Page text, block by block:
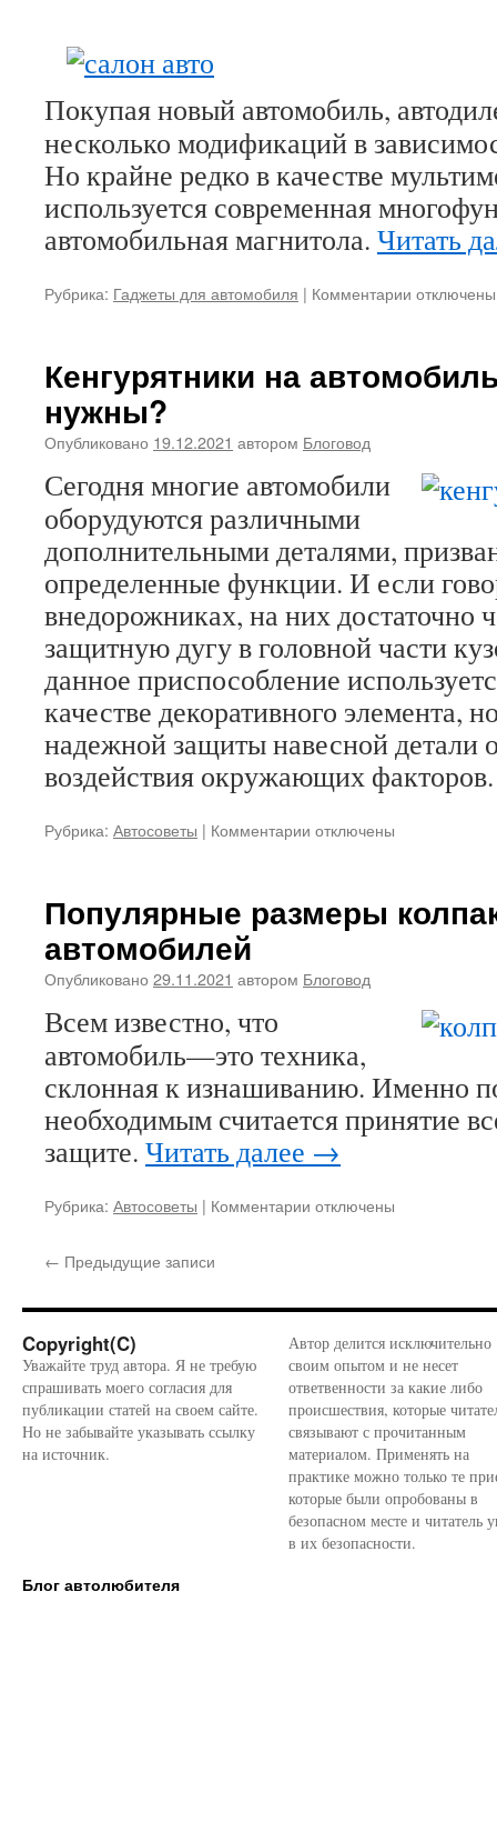
Покупая новый автомобиль,
несколько модификаций в
Но крайне редко в качестве
используется современная
автомобильная магнитола. Читать
Рубрика: Гаджеты для автомобиля | Комментарии к
Hyundai
комфорта
авто
отключены
Кенгурятники на
нужны?
Опубликовано 19.12.2021 автором Блоговод
Сегодня многие автомобили
оборудуются различными
дополнительными деталями,
определенные функции. И если
внедорожниках, на них достаточно
защитную дугу в головной части
данное приспособление
качестве декоративного элемента,
надежной защиты навесной детали
воздействия окружающих
Рубрика: Автосоветы | Комментарии к
автомобиль,
нужны?
отключены
Популярные размеры
автомобилей
Опубликовано 29.11.2021 автором Блоговод
Всем известно, что
автомобиль—это техника,
склонная к изнашиванию. Именно
необходимым считается принятие
защите. Читать далее →
Рубрика: Автосоветы | Комментарии к
на
диски
автомобилей
отключены
← Предыдущие записи
Copyright(C)
Уважайте труд автора. Я не требую
спрашивать моего согласия для
публикации статей на своем сайте.
Но не забывайте указывать ссылку
на источник.
Автор делится исключительно
своим опытом и не несет
ответвенности за какие либо
происшествия, которые
связывают с прочитанным
материалом. Применять на
практике можно только те
которые были опробованы в
безопасном месте и читатель
в их безопасности.
Блог автолюбителя